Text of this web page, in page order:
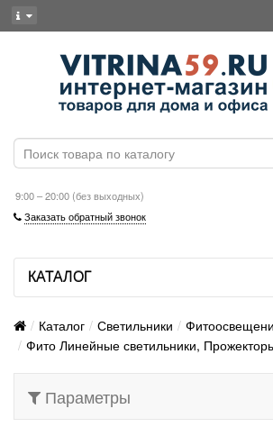
9:00 – 20:00 (без выходных)
Заказать обратный звонок
КАТАЛОГ
Каталог Светильники
Фито Линейные светильники,
Параметры